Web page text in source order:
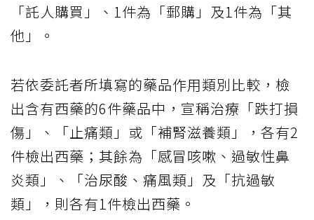
「託人購買」、1件為「郵購」及1件為「其
他」。
若依委託者所填寫的藥品作用類別比較，檢
出含有西藥的6件藥品中，宣稱治療「跌打損
傷」、「止痛類」或「補腎滋養類」，各有2
件檢出西藥；其餘為「感冒咳嗽、過敏性鼻
炎類」、「治尿酸、痛風類」及「抗過敏
類」，則各有1件檢出西藥。